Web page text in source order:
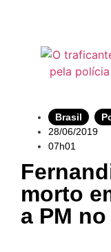
Brasil
28/06/2019
07h01
morto
a PM